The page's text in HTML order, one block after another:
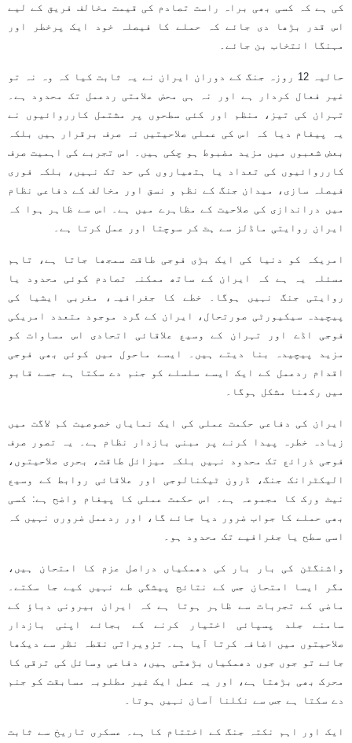
کی ہے کہ کسی بھی براہ راست تصادم کی قیمت مخالف فریق کے لیے
اس قدر بڑھا دی جائے کہ حملے کا فیصلہ خود ایک پرخطر اور
مہنگا انتخاب بن جائے۔
حالیہ 12 روزہ جنگ کے دوران ایران نے یہ ثابت کیا کہ وہ نہ تو
غیر فعال کردار ہے اور نہ ہی محض علامتی ردعمل تک محدود ہے۔
تہران کی تیز، منظم اور کئی سطحوں پر مشتمل کارروائیوں نے
یہ پیغام دیا کہ اس کی عملی صلاحیتیں نہ صرف برقرار ہیں بلکہ
بعض شعبوں میں مزید مضبوط ہو چکی ہیں۔ اس تجربے کی اہمیت صرف
کارروائیوں کی تعداد یا ہتھیاروں کی حد تک نہیں، بلکہ فوری
فیصلہ سازی، میدان جنگ کے نظم و نسق اور مخالف کے دفاعی نظام
میں دراندازی کی صلاحیت کے مظاہرے میں ہے۔ اس سے ظاہر ہوا کہ
ایران روایتی ماڈلز سے ہٹ کر سوچتا اور عمل کرتا ہے۔
امریکہ کو دنیا کی ایک بڑی فوجی طاقت سمجھا جاتا ہے، تاہم
مسئلہ یہ ہے کہ ایران کے ساتھ ممکنہ تصادم کوئی محدود یا
روایتی جنگ نہیں ہوگا۔ خطے کا جغرافیہ، مغربی ایشیا کی
پیچیدہ سیکیورٹی صورتحال، ایران کے گرد موجود متعدد امریکی
فوجی اڈے اور تہران کے وسیع علاقائی اتحادی اس مساوات کو
مزید پیچیدہ بنا دیتے ہیں۔ ایسے ماحول میں کوئی بھی فوجی
اقدام ردعمل کے ایک ایسے سلسلے کو جنم دے سکتا ہے جسے قابو
میں رکھنا مشکل ہوگا۔
ایران کی دفاعی حکمت عملی کی ایک نمایاں خصوصیت کم لاگت میں
زیادہ خطرہ پیدا کرنے پر مبنی بازدار نظام ہے۔ یہ تصور صرف
فوجی ذرائع تک محدود نہیں بلکہ میزائل طاقت، بحری صلاحیتوں،
الیکٹرانک جنگ، ڈرون ٹیکنالوجی اور علاقائی روابط کے وسیع
نیٹ ورک کا مجموعہ ہے۔ اس حکمت عملی کا پیغام واضح ہے: کسی
بھی حملے کا جواب ضرور دیا جائے گا، اور ردعمل ضروری نہیں کہ
اسی سطح یا جغرافیے تک محدود ہو۔
واشنگٹن کی بار بار کی دھمکیاں دراصل عزم کا امتحان ہیں،
مگر ایسا امتحان جس کے نتائج پیشگی طے نہیں کیے جا سکتے۔
ماضی کے تجربات سے ظاہر ہوتا ہے کہ ایران بیرونی دباؤ کے
سامنے جلد پسپائی اختیار کرنے کے بجائے اپنی بازدار
صلاحیتوں میں اضافہ کرتا آیا ہے۔ تزویراتی نقطہ نظر سے دیکھا
جائے تو جوں جوں دھمکیاں بڑھتی ہیں، دفاعی وسائل کی ترقی کا
محرک بھی بڑھتا ہے، اور یہ عمل ایک غیر مطلوبہ مسابقت کو جنم
دے سکتا ہے جس سے نکلنا آسان نہیں ہوتا۔
ایک اور اہم نکتہ جنگ کے اختتام کا ہے۔ عسکری تاریخ سے ثابت